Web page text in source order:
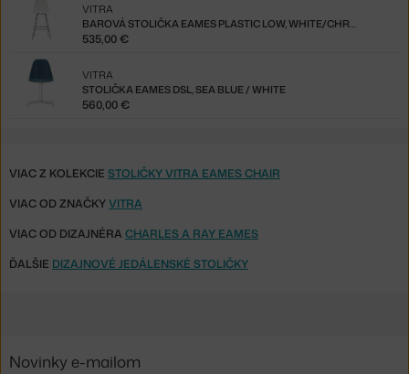
BAROVÁ STOLIČKA EAMES PLASTIC LOW, WHITE/CHROME
VITRA
535,00 €
STOLIČKA EAMES DSL, SEA BLUE / WHITE
VITRA
560,00 €
VIAC Z KOLEKCIE STOLIČKY VITRA EAMES CHAIR
VIAC OD ZNAČKYVITRA
VIAC OD DIZAJNÉRA CHARLES A RAY EAMES
ĎALŠIE DIZAJNOVÉ JEDÁLENSKÉ STOLIČKY
Novinky e-mailom